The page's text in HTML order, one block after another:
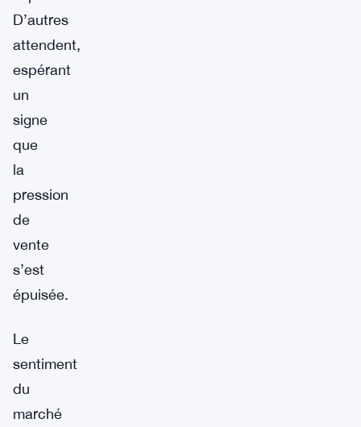
D’autres
attendent,
espérant
un
signe
que
la
pression
de
vente
s’est
épuisée.
Le
sentiment
du
marché